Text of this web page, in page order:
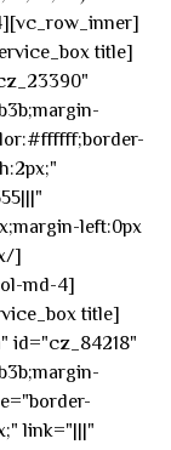
left:0px;"]
id="cz_84218"
link="|||"